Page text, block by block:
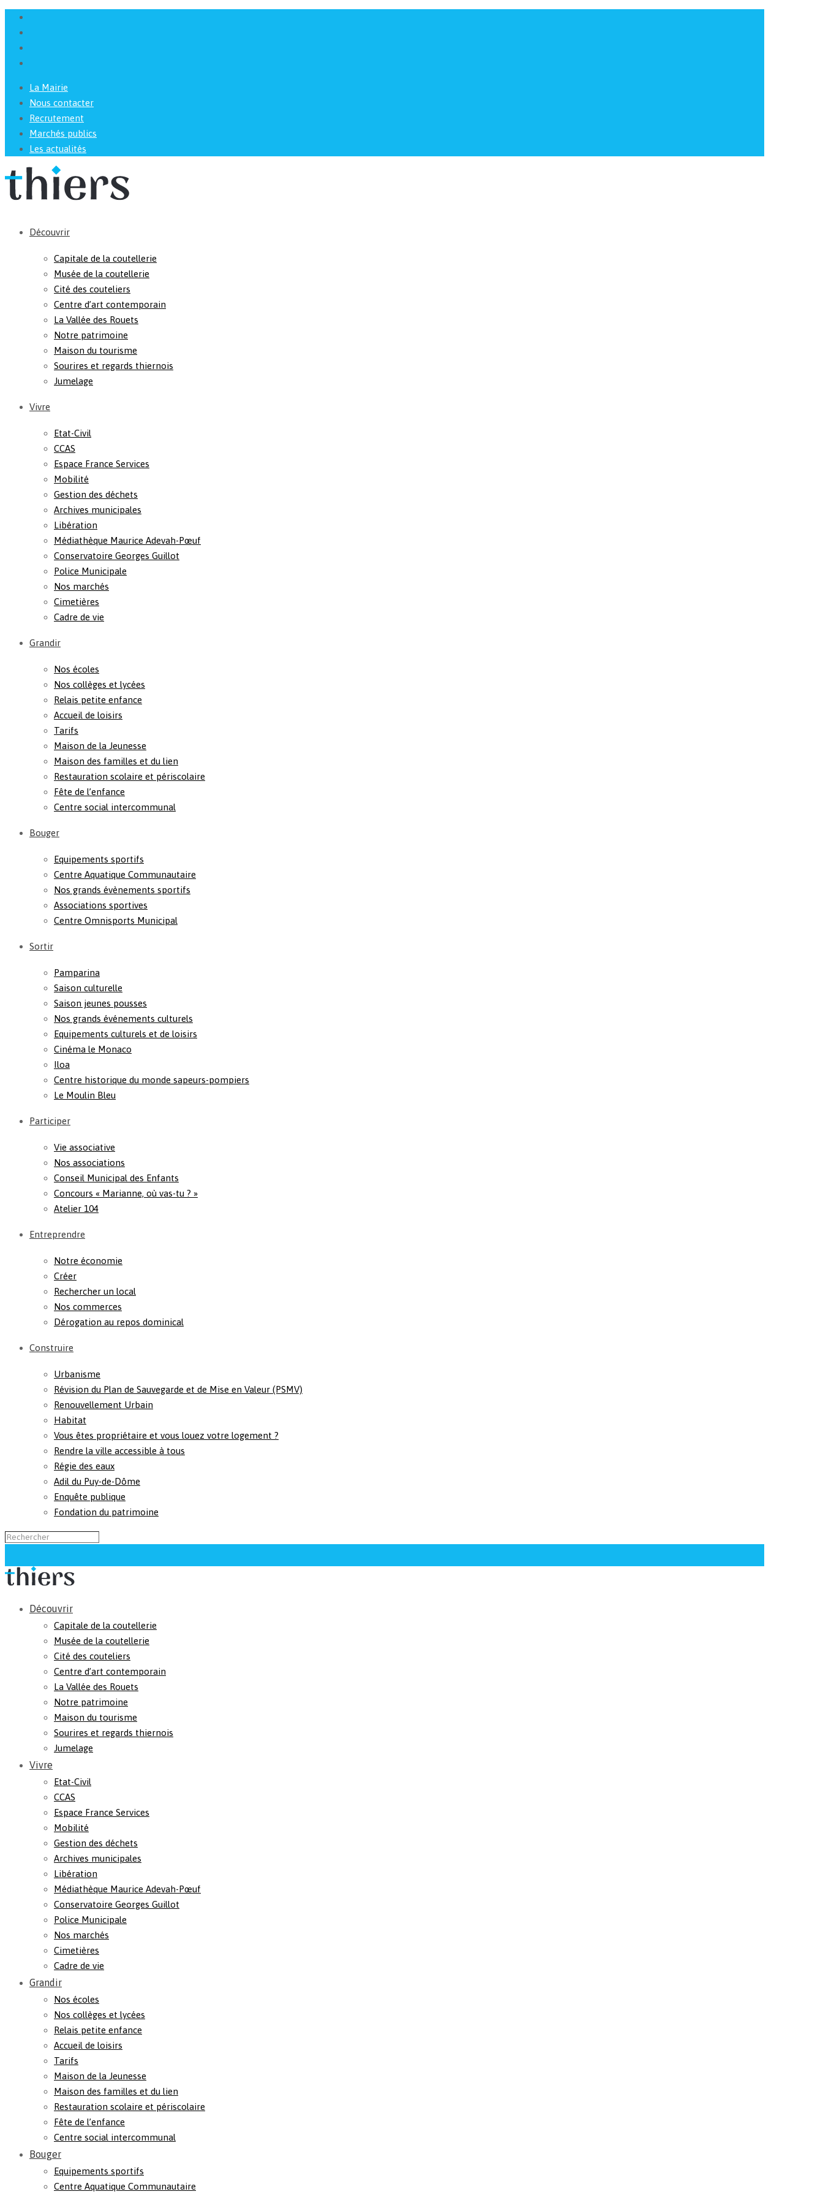
La Mairie
Nous contacter
Recrutement
Marchés publics
Les actualités
Découvrir
Capitale de la coutellerie
Musée de la coutellerie
Cité des couteliers
Centre d’art contemporain
La Vallée des Rouets
Notre patrimoine
Maison du tourisme
Sourires et regards thiernois
Jumelage
Vivre
Etat-Civil
CCAS
Espace France Services
Mobilité
Gestion des déchets
Archives municipales
Libération
Médiathèque Maurice Adevah-Pœuf
Conservatoire Georges Guillot
Police Municipale
Nos marchés
Cimetières
Cadre de vie
Grandir
Nos écoles
Nos collèges et lycées
Relais petite enfance
Accueil de loisirs
Tarifs
Maison de la Jeunesse
Maison des familles et du lien
Restauration scolaire et périscolaire
Fête de l’enfance
Centre social intercommunal
Bouger
Equipements sportifs
Centre Aquatique Communautaire
Nos grands évènements sportifs
Associations sportives
Centre Omnisports Municipal
Sortir
Pamparina
Saison culturelle
Saison jeunes pousses
Nos grands événements culturels
Equipements culturels et de loisirs
Cinéma le Monaco
Iloa
Centre historique du monde sapeurs-pompiers
Le Moulin Bleu
Participer
Vie associative
Nos associations
Conseil Municipal des Enfants
Concours « Marianne, où vas-tu ? »
Atelier 104
Entreprendre
Notre économie
Créer
Rechercher un local
Nos commerces
Dérogation au repos dominical
Construire
Urbanisme
Révision du Plan de Sauvegarde et de Mise en Valeur (PSMV)
Renouvellement Urbain
Habitat
Vous êtes propriétaire et vous louez votre logement ?
Rendre la ville accessible à tous
Régie des eaux
Adil du Puy-de-Dôme
Enquête publique
Fondation du patrimoine
Découvrir
Capitale de la coutellerie
Musée de la coutellerie
Cité des couteliers
Centre d’art contemporain
La Vallée des Rouets
Notre patrimoine
Maison du tourisme
Sourires et regards thiernois
Jumelage
Vivre
Etat-Civil
CCAS
Espace France Services
Mobilité
Gestion des déchets
Archives municipales
Libération
Médiathèque Maurice Adevah-Pœuf
Conservatoire Georges Guillot
Police Municipale
Nos marchés
Cimetières
Cadre de vie
Grandir
Nos écoles
Nos collèges et lycées
Relais petite enfance
Accueil de loisirs
Tarifs
Maison de la Jeunesse
Maison des familles et du lien
Restauration scolaire et périscolaire
Fête de l’enfance
Centre social intercommunal
Bouger
Equipements sportifs
Centre Aquatique Communautaire